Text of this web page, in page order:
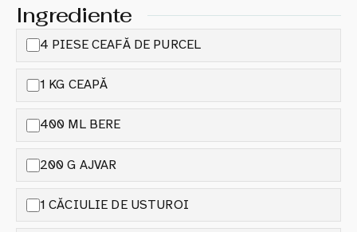
Ingrediente
4 PIESE CEAFĂ DE PURCEL
1 KG CEAPĂ
400 ML BERE
200 G AJVAR
1 CĂCIULIE DE USTUROI